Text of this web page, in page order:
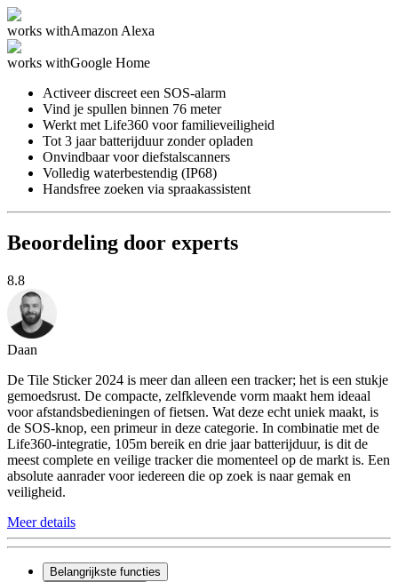
works withAmazon Alexa
works withGoogle Home
Activeer discreet een SOS-alarm
Vind je spullen binnen 76 meter
Werkt met Life360 voor familieveiligheid
Tot 3 jaar batterijduur zonder opladen
Onvindbaar voor diefstalscanners
Volledig waterbestendig (IP68)
Handsfree zoeken via spraakassistent
Beoordeling door experts
8.8
Daan
De Tile Sticker 2024 is meer dan alleen een tracker; het is een stukje
gemoedsrust. De compacte, zelfklevende vorm maakt hem ideaal
voor afstandsbedieningen of fietsen. Wat deze echt uniek maakt, is
de SOS-knop, een primeur in deze categorie. In combinatie met de
Life360-integratie, 105m bereik en drie jaar batterijduur, is dit de
meest complete en veilige tracker die momenteel op de markt is. Een
absolute aanrader voor iedereen die op zoek is naar gemak en
veiligheid.
Meer details
Belangrijkste functies